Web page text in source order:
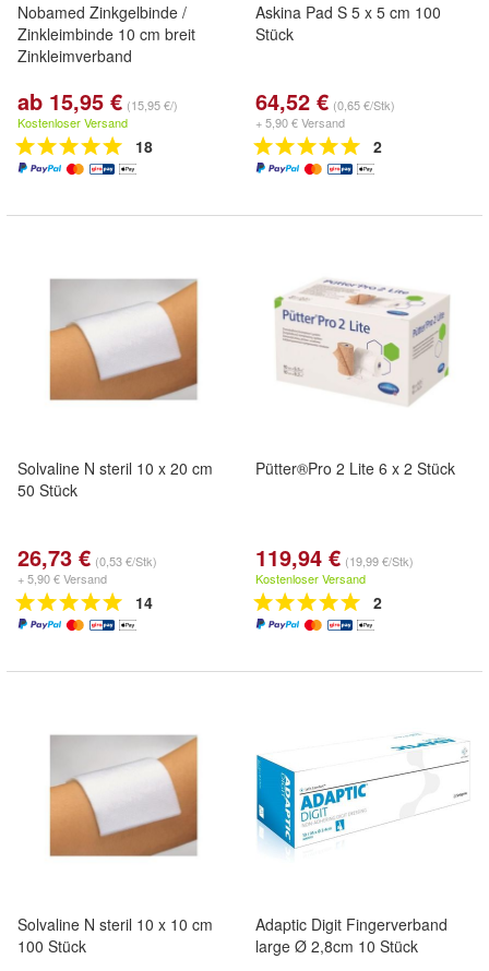
Nobamed Zinkgelbinde /
Zinkleimbinde 10 cm breit
Zinkleimverband
ab 15,95 € (15,95 €/)
Kostenloser Versand
18
Askina Pad S 5 x 5 cm 100
Stück
64,52 € (0,65 €/Stk)
+ 5,90 € Versand
2
Solvaline N steril 10 x 20 cm
50 Stück
26,73 € (0,53 €/Stk)
+ 5,90 € Versand
14
Pütter®Pro 2 Lite 6 x 2 Stück
119,94 € (19,99 €/Stk)
Kostenloser Versand
2
Solvaline N steril 10 x 10 cm
100 Stück
Adaptic Digit Fingerverband
large Ø 2,8cm 10 Stück